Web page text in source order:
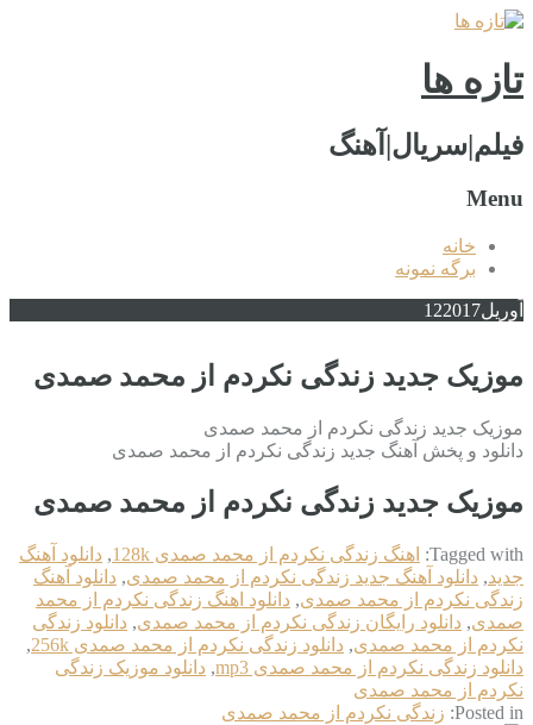
تازه ها
فیلم|سریال|آهنگ
Menu
خانه
برگه نمونه
آوریل 122017
موزیک جدید زندگی نکردم از محمد صمدی
موزیک جدید زندگی نکردم از محمد صمدی
دانلود و پخش آهنگ جدید زندگی نکردم از محمد صمدی
موزیک جدید زندگی نکردم از محمد صمدی
Tagged with: اهنگ زندگی نکردم از محمد صمدی 128k , دانلود آهنگ
جدید, دانلود آهنگ جدید زندگی نکردم از محمد صمدی, دانلود آهنگ
زندگی نکردم از محمد صمدی, دانلود اهنگ زندگی نکردم از محمد
صمدی, دانلود رایگان زندگی نکردم از محمد صمدی, دانلود زندگی
نکردم از محمد صمدی, دانلود زندگی نکردم از محمد صمدی 256k
,
دانلود زندگی نکردم از محمد صمدی mp3
, دانلود موزیک زندگی
نکردم از محمد صمدی
Posted in: زندگی نکردم از محمد صمدی